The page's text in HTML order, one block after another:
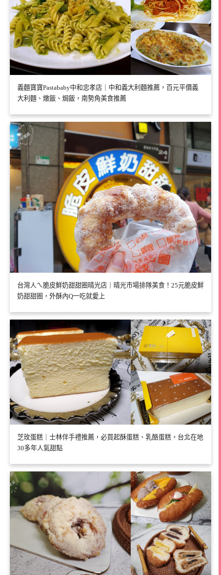
義麵寶寶Pastababy中和忠孝店｜中和義大利麵推薦，百元平價義
大利麵、燉飯、焗飯，南勢角美食推薦
台灣人ㄟ脆皮鮮奶甜甜圈晴光店｜晴光市場排隊美食！25元脆皮鮮
奶甜甜圈，外酥內Q一吃就愛上
芝玫蛋糕｜士林伴手禮推薦，必買起酥蛋糕、乳酪蛋糕，台北在地
30多年人氣甜點